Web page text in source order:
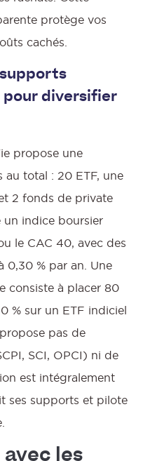
protège vos
cachés.
pour diversifier
propose une
au total : 20 ETF, une
2 fonds de private
un indice boursier
le CAC 40, avec des
0,30 % par an. Une
consiste à placer 80
% sur un ETF indiciel
pas de
SCI, OPCI) ni de
est intégralement
ses supports et pilote
les